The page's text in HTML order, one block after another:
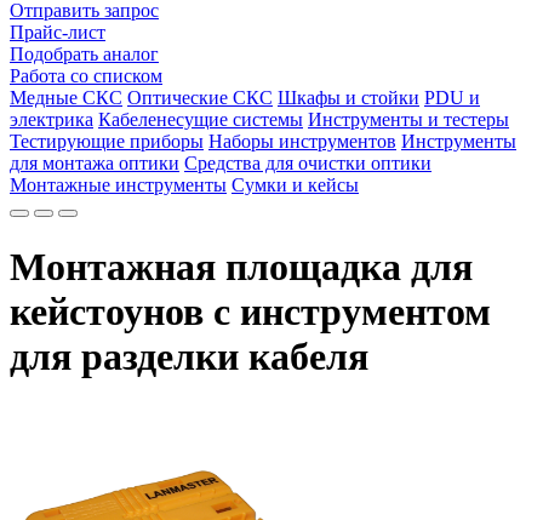
Отправить запрос
Прайс-лист
Подобрать аналог
Работа со списком
Медные СКС Оптические СКС Шкафы и стойки PDU и
электрика Кабеленесущие системы Инструменты и тестеры
Тестирующие приборы Наборы инструментов Инструменты
для монтажа оптики Средства для очистки оптики
Монтажные инструменты Сумки и кейсы
Монтажная площадка для
кейстоунов с инструментом
для разделки кабеля